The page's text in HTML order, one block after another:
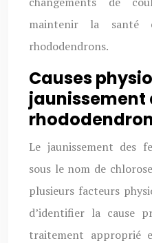
maintenir la
rhododendrons.
Causes
jaunissement
Le jaunissement des
sous le nom de
plusieurs facteurs
d’identifier la cause
traitement approprié